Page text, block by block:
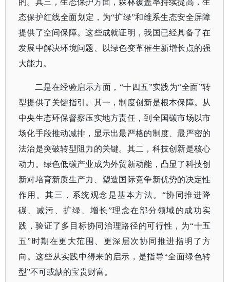
的。其三，生态保护方面，森林覆盖率持续提高，生
态保护红线全面划定，为“扩绿”和维系生态安全屏障
提供了空间保障。这些成就证明，我国已经具备了在
发展中解决环境问题、以绿色变革催生新增长点的强
大能力。
二是在经验启示方面， “十四五”实践为“全面”转
型提供了关键指引。其一，制度创新是根本保障。从
中央生态环保督察压实地方责任，到全国碳市场以市
场化手段推动减排，显示出最严格的制度、最严密的
法治是突破转型阻力的关键。其二，科技创新是核心
动力。绿色低碳产业成为外贸新动能，凸显了科技创
新对培育新质生产力、塑造国际竞争新优势的决定性
作用。其三，系统观念是基本方法。“协同推进降
碳、减污、扩绿、增长”理念在部分领域的成功实
践，验证了多目标协同治理路径的可行性，为“十五
五”时期在更大范围、更深层次协同推进指明了方
向。这些从实践中得来的启示，是指导“全面绿色转
型”不可或缺的宝贵财富。